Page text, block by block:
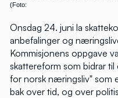
(Foto:
Onsdag 24. juni la
anbefalinger og
Kommisjonens oppgave
skattereform som bidrar
for norsk næringsliv" som
bak over tid, og over